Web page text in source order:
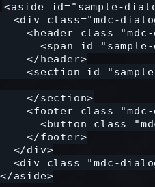
<aside id="sample-
<div class="mdc-
<header
<span
    </header>
<section
    </section>
<footer
<button
    </footer>
  </div>
<div class="mdc-
</aside>